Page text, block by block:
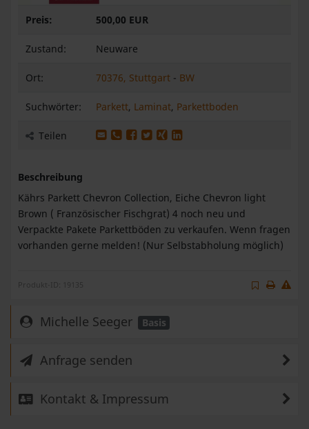
Preis: 500,00 EUR
Zustand: Neuware
Ort: 70376, Stuttgart - BW
Suchwörter: Parkett, Laminat, Parkettboden
Teilen Produkt per E-Mail weiterleiten
Produkt per WhatsApp weiterleiten
Produkt auf Facebook teilen
Produkt auf X teilen
Produkt auf XING teilen
Produkt auf LinkedIn teilen
Beschreibung
Kährs Parkett Chevron Collection, Eiche Chevron light
Brown ( Französischer Fischgrat) 4 noch neu und
Verpackte Pakete Parkettböden zu verkaufen. Wenn fragen
vorhanden gerne melden! (Nur Selbstabholung möglich)
Produkt-ID: 19135
Michelle Seeger Basis
Anfrage senden
Kontakt & Impressum